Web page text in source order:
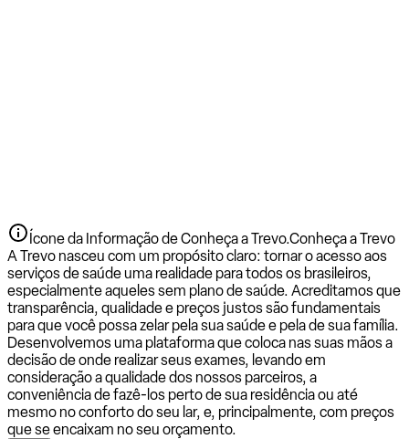
Ícone da Informação de Conheça a Trevo.Conheça a Trevo
A Trevo nasceu com um propósito claro: tornar o acesso aos
serviços de saúde uma realidade para todos os brasileiros,
especialmente aqueles sem plano de saúde. Acreditamos que
transparência, qualidade e preços justos são fundamentais
para que você possa zelar pela sua saúde e pela de sua família.
Desenvolvemos uma plataforma que coloca nas suas mãos a
decisão de onde realizar seus exames, levando em
consideração a qualidade dos nossos parceiros, a
conveniência de fazê-los perto de sua residência ou até
mesmo no conforto do seu lar, e, principalmente, com preços
que se encaixam no seu orçamento.